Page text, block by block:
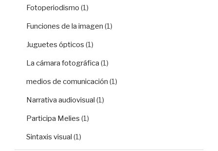
Fotoperiodismo (1)
Funciones de la imagen (1)
Juguetes ópticos (1)
La cámara fotográfica (1)
medios de comunicación (1)
Narrativa audiovisual (1)
Participa Melies (1)
Sintaxis visual (1)